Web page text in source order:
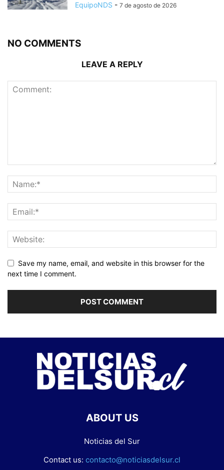
EquipoNDS - 7 de agosto de 2026
NO COMMENTS
LEAVE A REPLY
Save my name, email, and website in this browser for the
next time I comment.
ABOUT US
Noticias del Sur
Contact us: contacto@noticiasdelsur.cl